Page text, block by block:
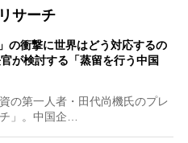
サーチ
の衝撃に世界はどう対応するの
が検討する「蒸留を行う中国
の第一人者・田代尚機氏のプレ
」。中国企…